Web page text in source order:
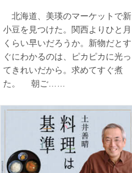
北海道、美瑛のマーケットで新
小豆を見つけた。関西よりひと月
くらい早いだろうか。新物だとす
ぐにわかるのは、ピカピカに光っ
てきれいだから。求めてすぐ煮
た。 朝ご……